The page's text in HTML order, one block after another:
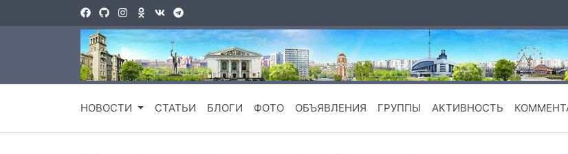
НОВОСТИ СТАТЬИ БЛОГИ ФОТО ОБЪЯВЛЕНИЯ ГРУППЫ АКТИВНОСТЬ